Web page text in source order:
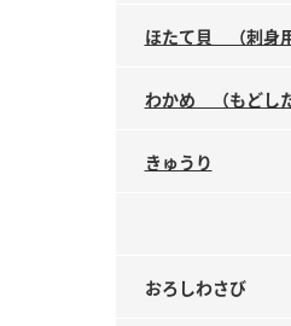
ほたて貝 （刺身用
わかめ （もどした
きゅうり
おろしわさび